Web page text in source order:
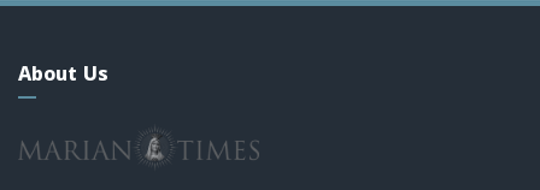
About Us